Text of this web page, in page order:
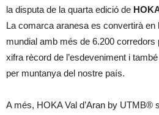
la disputa de la quarta edició de
La comarca aranesa es convertirà en
mundial amb més de 6.200
xifra rècord de l’esdeveniment i
per muntanya del nostre país.
A més, HOKA Val d’Aran by UTMB®